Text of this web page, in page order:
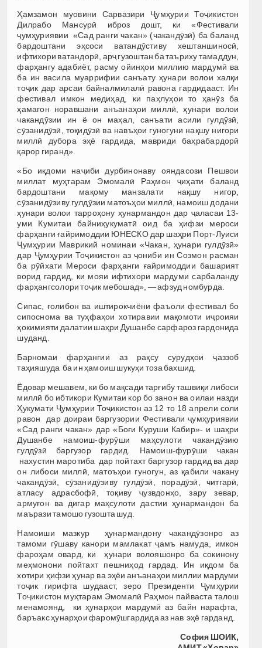
Ҳамзамон муовини Сарвазири Ҷумҳурии Тоҷикистон
Дилрабо Мансурӣ иброз дошт, ки «Фестивали
ҷумҳуриявии «Сад ранги чакан» (чакандӯзӣ) ба баланд
бардоштани эҳсоси ватандӯстиву хештаншиносӣ,
ифтихори ватандорӣ, арҷ гузоштан ба таъриху тамаддун,
фарҳангу адабиёт, расму ойинҳои миллию мардумӣ ва
ба ин васила муаррифии санъату ҳунари волои халқи
тоҷик дар арсаи байналмилалӣ равона гардидааст. Ин
фестивал имкон медиҳад, ки паҳлуҳои то ҳанӯз ба
ҳамагон норавшани анъанаҳои миллӣ, ҳунари волои
чакандӯзии ин ё он маҳал, санъати асили гулдӯзӣ,
сӯзанидӯзӣ, тоқидӯзӣ ва навъҳои гуногуни нақшу нигори
миллӣ дубора эҳё гардида, мавриди баҳрабардорӣ
қарор гиранд».
«Бо иқдоми наҷиби дурбинонаву ояндасози Пешвои
миллат муҳтарам Эмомалӣ Раҳмон ҷиҳати баланд
бардоштани мақому манзалати нақшу нигор,
сӯзанидӯзиву гулдӯзии матоъҳои миллӣ, намоиш додани
ҳунари волои тарроҳону ҳунармандон дар ҷаласаи 13-
уми Кумитаи байниҳукуматӣ оид ба ҳифзи мероси
фарҳанги ғайримоддии ЮНЕСКО дар шаҳри Порт-Луиси
Ҷумҳурии Маврикий номинаи «Чакан, ҳунари гулдӯзӣ»
дар Ҷумҳурии Тоҷикистон аз ҷониби ин Созмон расман
ба рӯйхати Мероси фарҳанги ғайримоддии башарият
ворид гардид, ки мояи ифтихори мардуми сарбаланду
фарҳангсолори тоҷик мебошад», — афзуд номбурда.
Сипас, ғолибон ва иштирокчиёни фаъоли фестивал бо
сипоснома ва туҳфаҳои хотиравии мақомоти иҷроияи
ҳокимияти далатии шаҳри Душанбе сарфароз гардонида
шуданд.
Барномаи фарҳангии аз рақсу сурудҳои ҷаззоб
таҳияшуда ба ин ҳамоиш шукуҳи тоза бахшид.
Ёдовар мешавем, ки бо мақсади тарғибу ташвиқи либоси
миллӣ бо ибтикори Кумитаи кор бо занон ва оилаи назди
Ҳукумати Ҷумҳурии Тоҷикистон аз 12 то 18 апрели соли
равон дар доираи баргузории Фестивали ҷумҳуриявии
«Сад ранги чакан» дар «Боғи Куруши Кабир»- и шаҳри
Душанбе намоиш-фурӯши маҳсулоти чакандӯзию
гулдӯзӣ баргузор гардид. Намоиш-фурӯши чакан
нахустин маротиба дар пойтахт баргузор гардид ва дар
он либоси миллӣ, матоъҳои гуногун, аз қабили чакану
чакандӯзӣ, сӯзанидӯзиву гулдӯзӣ, порадӯзӣ, читгарӣ,
атласу адрасбофӣ, тоқиву ҷузвдонҳо, зару зевар,
армуғон ва дигар маҳсулоти дастии ҳунармандон ба
маърази тамошо гузошта шуд.
Намоиши мазкур ҳунармандону чакандӯзонро аз
тамоми гӯшаву канори мамлакат ҷамъ намуда, имкон
фароҳам овард, ки ҳунари волояшонро ба сокинону
меҳмонони пойтахт пешниҳод гардад. Ин иқдом ба
хотири ҳифзи ҳунар ва эҳёи анъанаҳои миллии мардуми
тоҷик гирифта шудааст, зеро Президенти Ҷумҳурии
Тоҷикистон муҳтарам Эмомалӣ Раҳмон пайваста талош
менамоянд,
ки ҳунарҳои мардумӣ аз байн нарафта,
баръакс ҳунарҳои фаромӯшгардида аз нав эҳё гарданд.
София ШОИК,